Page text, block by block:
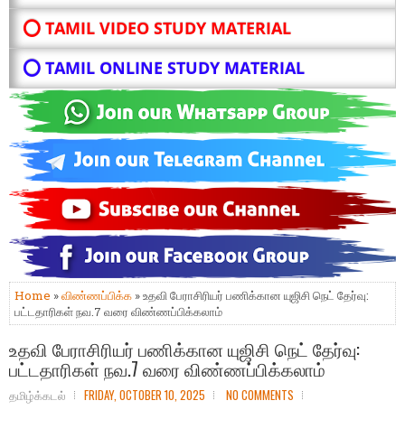
⭕ TAMIL VIDEO STUDY MATERIAL
⭕ TAMIL ONLINE STUDY MATERIAL
Home »விண்ணப்பிக்க » உதவி பேராசிரியர் பணிக்கான யுஜிசி நெட் தேர்வு:
பட்டதாரிகள் நவ.7 வரை விண்ணப்பிக்கலாம்
உதவி பேராசிரியர் பணிக்கான யுஜிசி நெட் தேர்வு:
பட்டதாரிகள் நவ.7 வரை விண்ணப்பிக்கலாம்
தமிழ்க்கடல் FRIDAY, OCTOBER 10, 2025 NO COMMENTS